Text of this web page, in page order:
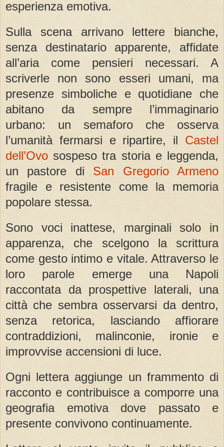
esperienza emotiva.
Sulla scena arrivano lettere bianche,
senza destinatario apparente, affidate
all’aria come pensieri necessari. A
scriverle non sono esseri umani, ma
presenze simboliche e quotidiane che
abitano da sempre l’immaginario
urbano: un semaforo che osserva
l’umanità fermarsi e ripartire, il Castel
dell’Ovo sospeso tra storia e leggenda,
un pastore di San Gregorio Armeno
fragile e resistente come la memoria
popolare stessa.
Sono voci inattese, marginali solo in
apparenza, che scelgono la scrittura
come gesto intimo e vitale. Attraverso le
loro parole emerge una Napoli
raccontata da prospettive laterali, una
città che sembra osservarsi da dentro,
senza retorica, lasciando affiorare
contraddizioni, malinconie, ironie e
improvvise accensioni di luce.
Ogni lettera aggiunge un frammento di
racconto e contribuisce a comporre una
geografia emotiva dove passato e
presente convivono continuamente.